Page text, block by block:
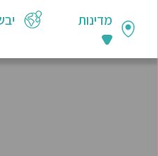
מדינות